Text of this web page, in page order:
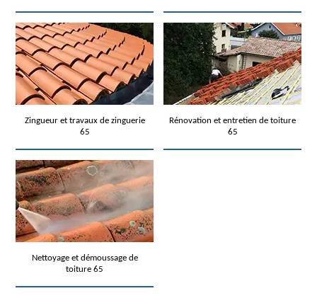
Zingueur et travaux de zinguerie
65
Rénovation et entretien de toiture
65
Nettoyage et démoussage de
toiture 65